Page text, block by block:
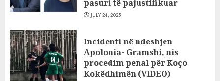
pasuri të pajustifikuar
JULY 24, 2025
Incidenti në ndeshjen
Apolonia- Gramshi, nis
procedim penal për Koço
Kokëdhimën (VIDEO)